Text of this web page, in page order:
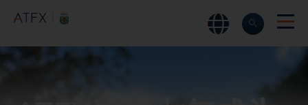
ATFX► 公司新闻
ATFX连续七年成为爱丁堡公爵杯官方合作伙